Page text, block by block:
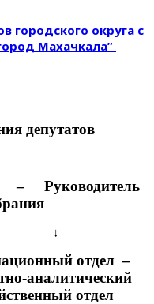
городского округа с
Махачкала”
депутатов
– Руководитель
отдел –
аналитический
отдел